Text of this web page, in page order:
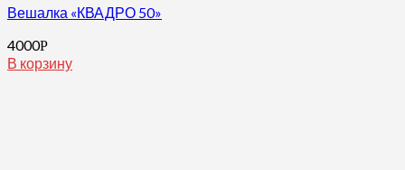
Вешалка «КВАДРО 50»
4000Р
В корзину